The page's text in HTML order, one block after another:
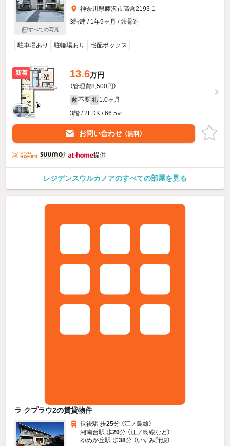
すべての写真
神奈川県藤沢市高倉2193-1
3階建 / 1年9ヶ月 / 鉄骨造
駐車場あり 駐輪場あり 宅配ボックス
新着 13.6万円
（管理費8,500円）
敷 不要 礼 1.0ヶ月
3階 / 2LDK / 66.5㎡
お問い合わせ （無料）
提供
レジデンスウルカノアのすべての部屋を見る
ラ クプラウ2の賃貸物件
長後駅 歩25分 （江ノ島線）
湘南台駅 歩20分 （江ノ島線など）
ゆめが丘駅 歩38分 （いずみ野線）